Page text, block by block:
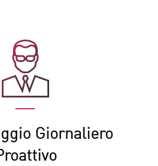
Giornaliero